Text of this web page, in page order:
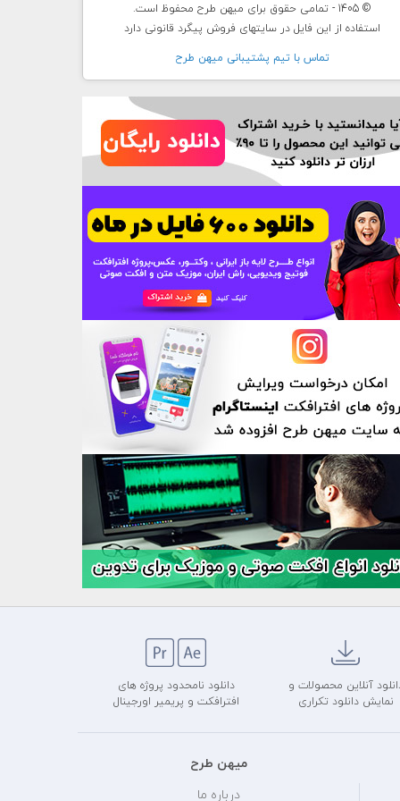
© 1405 - تمامی حقوق برای میهن طرح محفوظ است.
استفاده از این فایل در سایتهای فروش پیگرد قانونی دارد
تماس با تيم پشتيبانی ميهن طرح
آنلاین محصولات و
نمایش دانلود تکراری
دانلود نامحدود پروژه های
افترافکت و پریمیر اورجینال
میهن طرح
درباره ما